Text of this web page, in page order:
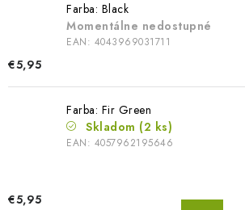
Farba: Black
Momentálne nedostupné
EAN: 4043969031711
€5,95
Farba: Fir Green
Skladom (2 ks)
EAN: 4057962195646
€5,95